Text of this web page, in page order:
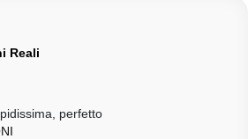
Reali
perfetto